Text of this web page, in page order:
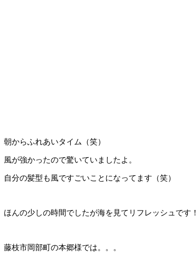
朝からふれあいタイム（笑）
風が強かったので驚いていましたよ。
自分の髪型も風ですごいことになってます（笑）
ほんの少しの時間でしたが海を見てリフレッシュです！
藤枝市岡部町の本郷様では。。。